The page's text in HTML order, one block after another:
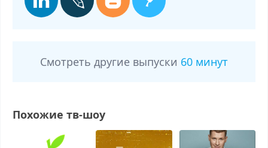
Смотреть другие выпуски 60 минут
Похожие тв-шоу